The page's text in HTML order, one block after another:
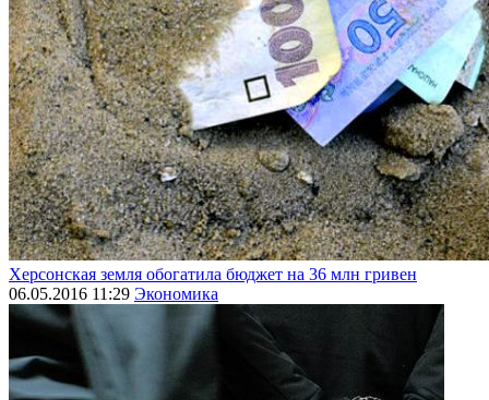
Херсонская земля обогатила бюджет на 36 млн гривен
06.05.2016 11:29 Экономика